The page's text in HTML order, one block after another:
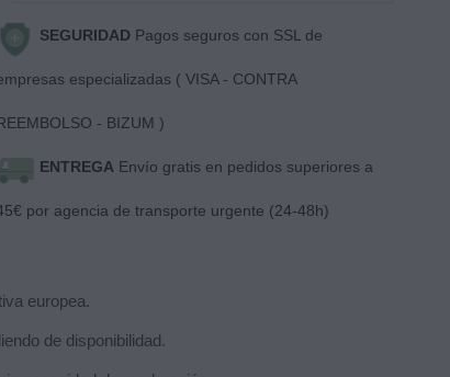
SEGURIDAD Pagos seguros con SSL de
especializadas ( VISA - CONTRA
- BIZUM )
ENTREGA Envío gratis en pedidos superiores a
por agencia de transporte urgente (24-48h)
europea.
de disponibilidad.